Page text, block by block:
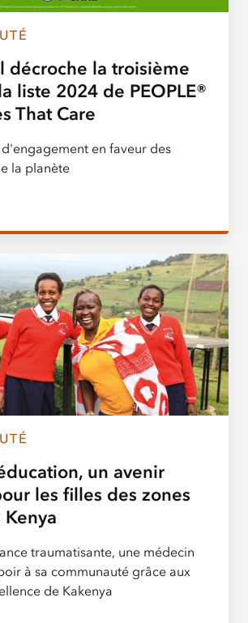
décroche la troisième
liste 2024 de PEOPLE®
That Care
en faveur des
la planète
un avenir
les filles des zones
traumatisante, une médecin
à sa communauté grâce aux
de Kakenya